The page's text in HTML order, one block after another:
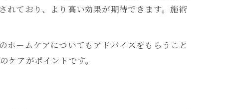
魅力
効な理由
れており、より高い効果が期待できます。施術
ホームケアについてもアドバイスをもらうこと
アがポイントです。